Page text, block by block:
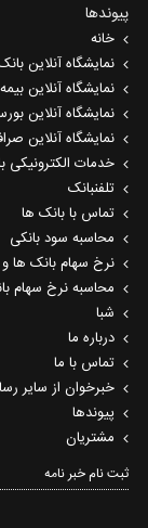
پیوندها
خانه
نمایشگاه آنلاین
نمایشگاه آنلاین بیمه
نمایشگاه آنلاین بورس
نمایشگاه آنلاین
خدمات الکترونیکی
تلفنبانک
تماس با بانک ها
محاسبه سود بانکی
نرخ سهام بانک ها و
محاسبه نرخ سهام
شبا
درباره ما
تماس با ما
خبرخوان از سایر
پیوندها
مشتریان
ثبت نام خبر نامه‌